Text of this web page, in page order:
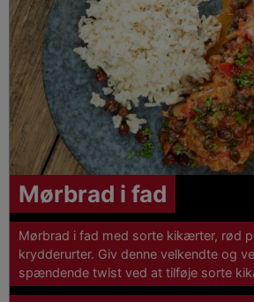
Mørbrad i fad
Mørbrad i fad med sorte kikærter, rød
krydderurter. Giv denne velkendte og
spændende twist ved at tilføje sorte